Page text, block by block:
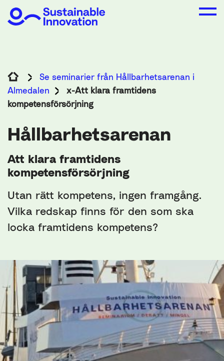
Se seminarier från Hållbarhetsarenan i
Almedalen
x-Att klara framtidens
kompetensförsörjning
Hållbarhetsarenan
Att klara framtidens
kompetensförsörjning
Utan rätt kompetens, ingen framgång.
Vilka redskap finns för den som ska
locka framtidens kompetens?